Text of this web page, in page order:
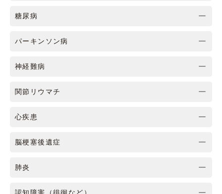
糖尿病
パーキンソン病
神経難病
関節リウマチ
心疾患
脳梗塞後遺症
肺炎
認知障害（徘徊など）